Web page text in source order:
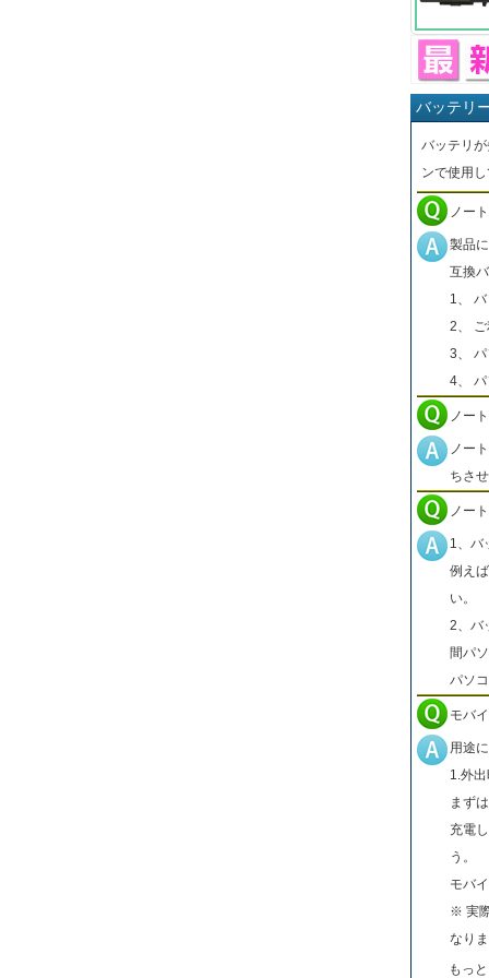
バッテリ
バッテリ
ンで使用
ノー
製品
互換
1、
2、
3、
4、
ノー
ノー
ちさ
ノー
1、バ
例え
い。
2、バ
間パ
パソ
モバ
用途
1.外
まず
充電
う。
モバ
※ 実
なり
もっ